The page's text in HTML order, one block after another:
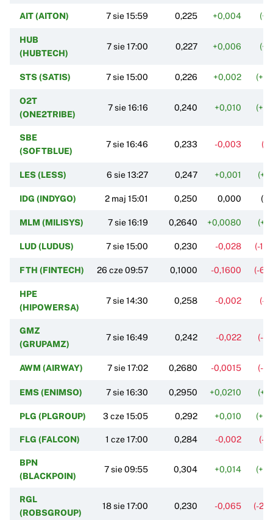
AIT (AITON) 7 sie 15:59 0,225 +0,004
HUB
(HUBTECH)
7 sie 17:00 0,227 +0,006
STS (SATIS) 7 sie 15:00 0,226 +0,002
O2T
(ONE2TRIBE)
7 sie 16:16 0,240 +0,010
SBE
(SOFTBLUE)
7 sie 16:46 0,233 -0,003 (-
LES (LESS) 6 sie 13:27 0,247 +0,001
IDG (INDYGO) 2 maj 15:01 0,250 0,000
MLM (MILISYS) 7 sie 16:19 0,2640 +0,0080
LUD (LUDUS) 7 sie 15:00 0,230 -0,028 (-
FTH (FINTECH) 26 cze 09:57 0,1000 -0,1600 (-
HPE
(HIPOWERSA)
7 sie 14:30 0,258 -0,002 (-
GMZ
(GRUPAMZ)
7 sie 16:49 0,242 -0,022 (-
AWM (AIRWAY) 7 sie 17:02 0,2680 -0,0015 (-
EMS (ENIMSO) 7 sie 16:30 0,2950 +0,0210
PLG (PLGROUP) 3 cze 15:05 0,292 +0,010
FLG (FALCON) 1 cze 17:00 0,284 -0,002 (-
BPN
(BLACKPOIN)
7 sie 09:55 0,304 +0,014
RGL
(ROBSGROUP)
18 sie 17:00 0,230 -0,065 (-